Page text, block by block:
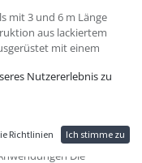
mit 3 und 6 m Länge
aus lackiertem
mit einem
ab: Der Benutzer
EP, separat zu bestellen)
Die
Nutzererlebnis zu
Richtlinien Ich stimme zu